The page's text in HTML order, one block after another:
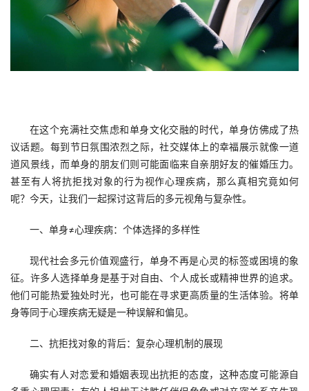
在这个充满社交焦虑和单身文化交融的时代，单身仿佛成了热
议话题。每到节日氛围浓烈之际，社交媒体上的幸福展示就像一道
道风景线，而单身的朋友们则可能面临来自亲朋好友的催婚压力。
甚至有人将抗拒找对象的行为视作心理疾病，那么真相究竟如何
呢？今天，让我们一起探讨这背后的多元视角与复杂性。
一、单身≠心理疾病：个体选择的多样性
现代社会多元价值观盛行，单身不再是心灵的标签或困境的象
征。许多人选择单身是基于对自由、个人成长或精神世界的追求。
他们可能热爱独处时光，也可能在寻求更高质量的生活体验。将单
身等同于心理疾病无疑是一种误解和偏见。
二、抗拒找对象的背后：复杂心理机制的展现
确实有人对恋爱和婚姻表现出抗拒的态度，这种态度可能源自